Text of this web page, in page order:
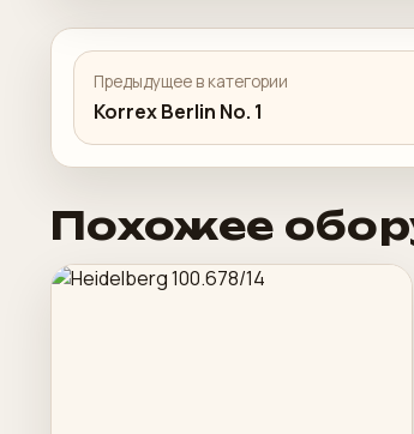
Предыдущее в категории
Korrex Berlin No. 1
Похожее